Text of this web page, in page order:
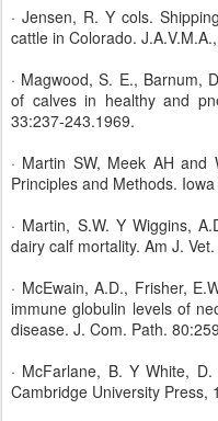
· Jensen, R. Y cols.
cattle in Colorado.
· Magwood, S. E., Barnum,
of calves in healthy and
33:237-243.1969.
· Martin SW, Meek AH and
Principles and Methods.
· Martin, S.W. Y Wiggins,
dairy calf mortality. Am J.
· McEwain, A.D., Frisher,
immune globulin levels of
disease. J. Com. Path.
· McFarlane, B. Y White,
Cambridge University Press,